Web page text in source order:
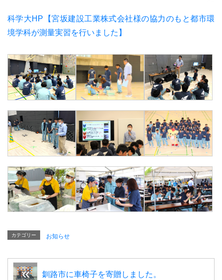
科学大HP【宮坂建設工業株式会社様の協力のもと都市環
境学科が測量実習を行いました】
カテゴリー お知らせ
釧路市に車椅子を寄贈しました。